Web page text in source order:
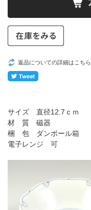
返品についての詳細はこちら
サイズ 直径12.7ｃｍ
材 質 磁器
梱 包 ダンボール箱
電子レンジ 可